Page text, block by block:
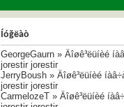
Íóğëàò
GeorgeGaurn » Äîøê³ëüíèé
jorestir jorestir
JerryBoush » Äîøê³ëüíèé
jorestir jorestir
CarmelozeT » Äîøê³ëüíèé